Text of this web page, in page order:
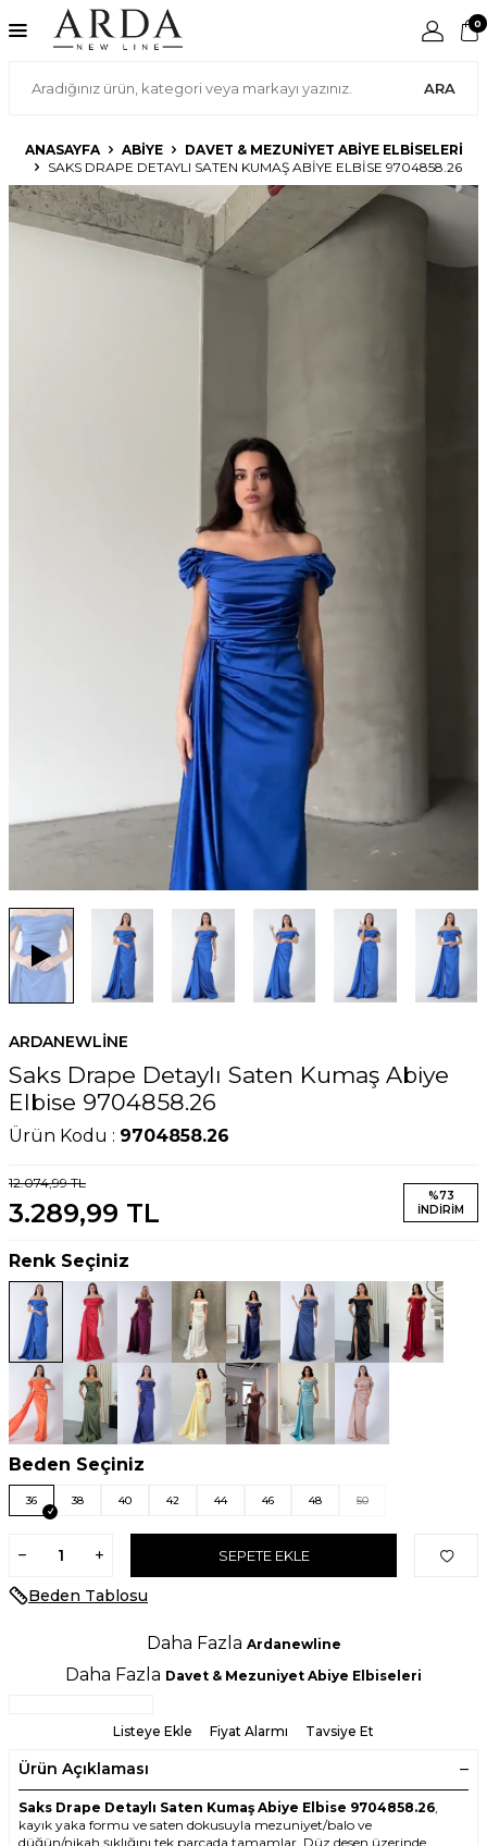
ARA
0
ANASAYFA ABIYE
DAVET & MEZUNIYET ABIYE ELBISELERI
SAKS DRAPE DETAYLI SATEN KUMAŞ ABIYE ELBISE 9704858.26
ARDANEWLINE
Saks Drape Detaylı Saten Kumaş Abiye
Elbise 9704858.26
Ürün Kodu : 9704858.26
12.074,99TL
3.289,99 TL
%73
İNDIRIM
Renk Seçiniz
Beden Seçiniz
36 38 40 42 44 46 48 50
SEPETE EKLE
Beden Tablosu
Daha Fazla Ardanewline
Daha Fazla Davet & Mezuniyet Abiye Elbiseleri
Listeye Ekle Fiyat Alarmı Tavsiye Et
Ürün Açıklaması
Saks Drape Detaylı Saten Kumaş Abiye Elbise 9704858.26,
kayık yaka formu ve saten dokusuyla mezuniyet/balo ve
düğün/nikah şıklığını tek parçada tamamlar. Düz desen üzerinde